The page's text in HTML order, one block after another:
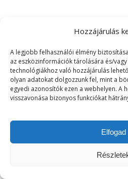
Hozzájárulás
A legjobb felhasználói élmény
az eszközinformációk tárolására és/vagy
technológiákhoz való hozzájárulás
olyan adatokat dolgozzunk fel, mint a
egyedi azonosítók ezen a webhelyen. A
visszavonása bizonyos funkciókat
Elfogad
| Copyright © 2026. Minden jog
VISSZA A